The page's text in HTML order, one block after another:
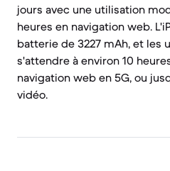
jours avec une utilisation
heures en navigation web.
batterie de 3227 mAh, et les
s'attendre à environ 10
navigation web en 5G, ou
vidéo.